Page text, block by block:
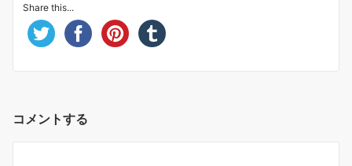
Share this...
コメントする